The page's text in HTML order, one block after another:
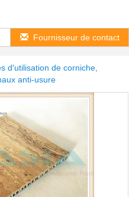
Fournisseur de contact
d'utilisation de corniche,
anti-usure